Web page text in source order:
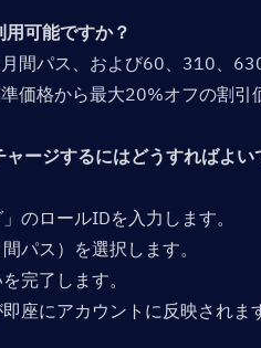
用可能ですか？
月間パス、および60、310、
価格から最大20%オフの割引
ージするにはどうすればよい
のロールIDを入力します。
パス）を選択します。
完了します。
座にアカウントに反映されま